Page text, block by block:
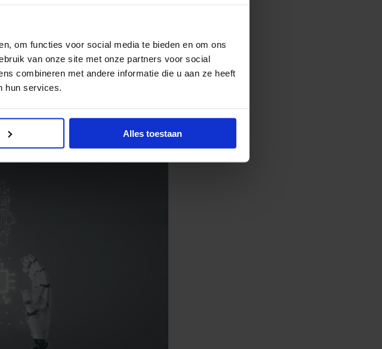
om functies voor social media te bieden en om ons
van onze site met onze partners voor social
combineren met andere informatie die u aan ze heeft
hun services.
Alles toestaan
voor
content